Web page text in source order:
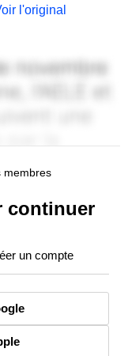
l'original
membres
continuer
un compte